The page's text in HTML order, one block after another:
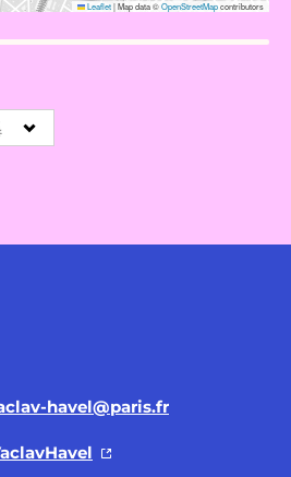
Leaflet|Map data ©OpenStreetMapcontributors
havel@paris.fr